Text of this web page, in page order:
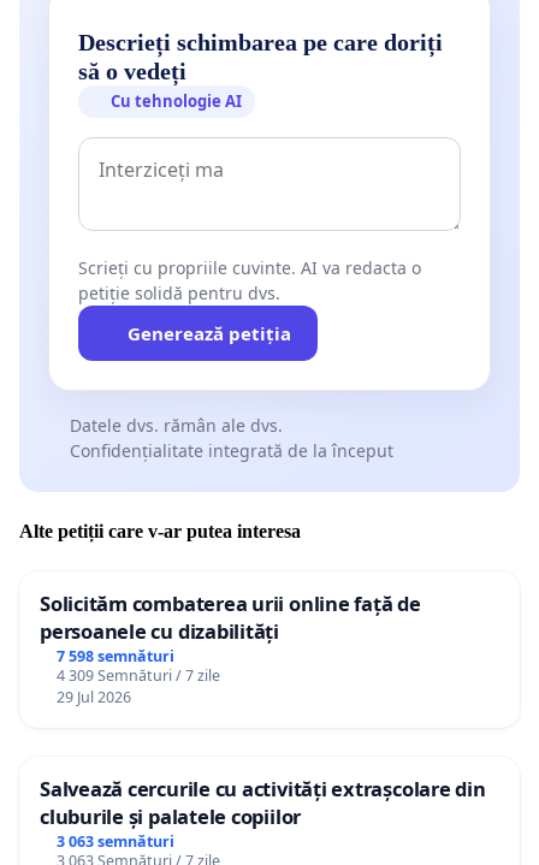
Descrieți schimbarea pe care doriți
să o vedeți
Cu tehnologie AI
Scrieți cu propriile cuvinte. AI va redacta o
petiție solidă pentru dvs.
Generează petiția
Datele dvs. rămân ale dvs.
Confidențialitate integrată de la început
Alte petiții care v-ar putea interesa
Solicităm combaterea urii online față de
persoanele cu dizabilități
7 598 semnături
4 309 Semnături / 7 zile
29 Jul 2026
Salvează cercurile cu activități extrașcolare din
cluburile și palatele copiilor
3 063 semnături
3 063 Semnături / 7 zile